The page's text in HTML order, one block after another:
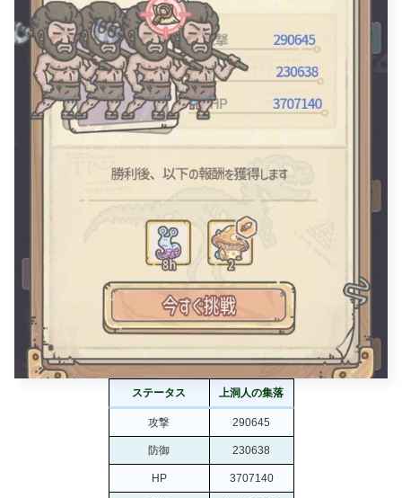
ステータス 上洞人の集落
攻撃 290645
防御 230638
HP 3707140